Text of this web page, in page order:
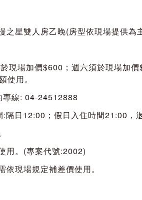
星雙人房乙晚(房型依現場提供為
現場加價$600；週六須於現場加
使用。
專線: 04-24512888
日12:00；假日入住時間21:00，
用。(專案代號:2002)
現場規定補差價使用。